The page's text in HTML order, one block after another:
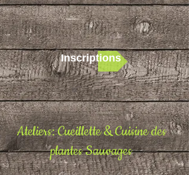
Inscriptions
Ateliers: Cueillette & Cuisine des
plantes Sauvages